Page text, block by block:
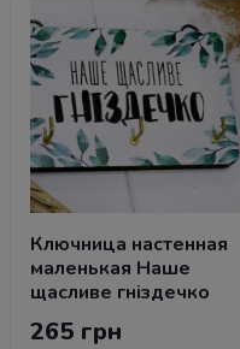
Ключница настенная
маленькая Наше
щасливе гніздечко
265 грн